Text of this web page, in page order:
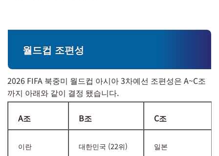
월드컵 조편성
2026 FIFA 북중미 월드컵 아시아 3차예선 조편성은 A~C조
까지 아래와 같이 결정 됐습니다.
A조 B조 C조
이란 대한민국 (22위) 일본